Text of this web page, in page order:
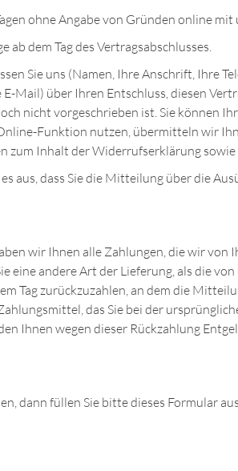
ohne Angabe von Gründen online
dem Tag des Vertragsabschlusses.
Sie uns (Namen, Ihre Anschrift, Ihre
Mail) über Ihren Entschluss, diesen
nicht vorgeschrieben ist. Sie können
Funktion nutzen, übermitteln wir
zum Inhalt der Widerrufserklärung
aus, dass Sie die Mitteilung über die
wir Ihnen alle Zahlungen, die wir
eine andere Art der Lieferung, als die
Tag zurückzuzahlen, an dem die
das Sie bei der
Ihnen wegen dieser Rückzahlung
dann füllen Sie bitte dieses Formular